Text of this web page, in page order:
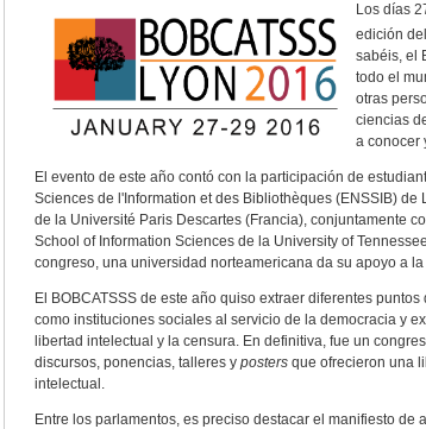
Los días
edición
sabéis, el
todo el
otras
ciencias
a conocer
El evento de este año contó con la participación de
Sciences de l'Information et des Bibliothèques (ENSSIB)
de la Université Paris Descartes (Francia), conjuntamente
School of Information Sciences de la University of
congreso, una universidad norteamericana da su apoyo a
El BOBCATSSS de este año quiso extraer diferentes
como instituciones sociales al servicio de la democracia y
libertad intelectual y la censura. En definitiva, fue un
discursos, ponencias, talleres y posters que ofrecieron una
intelectual.
Entre los parlamentos, es preciso destacar el manifiesto